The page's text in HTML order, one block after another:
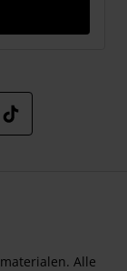
Alle